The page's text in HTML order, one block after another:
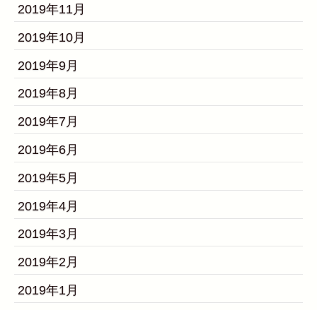
2019年11月
2019年10月
2019年9月
2019年8月
2019年7月
2019年6月
2019年5月
2019年4月
2019年3月
2019年2月
2019年1月